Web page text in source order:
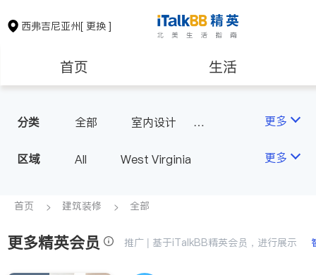
西弗吉尼亚州[ 更换 ]
首页 生活
房地产租售
教育
非盈利组织
分类 全部
室内设计
更多
区域 All West Virginia 更多
首页 建筑装修 全部
更多精英会员 推广 | 基于iTalkBB精英会员，进行展示